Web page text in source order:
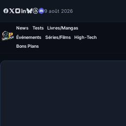
9 août 2026
News Tests
Livres/Mangas
Événements
Séries/Films
High-Tech
Bons Plans